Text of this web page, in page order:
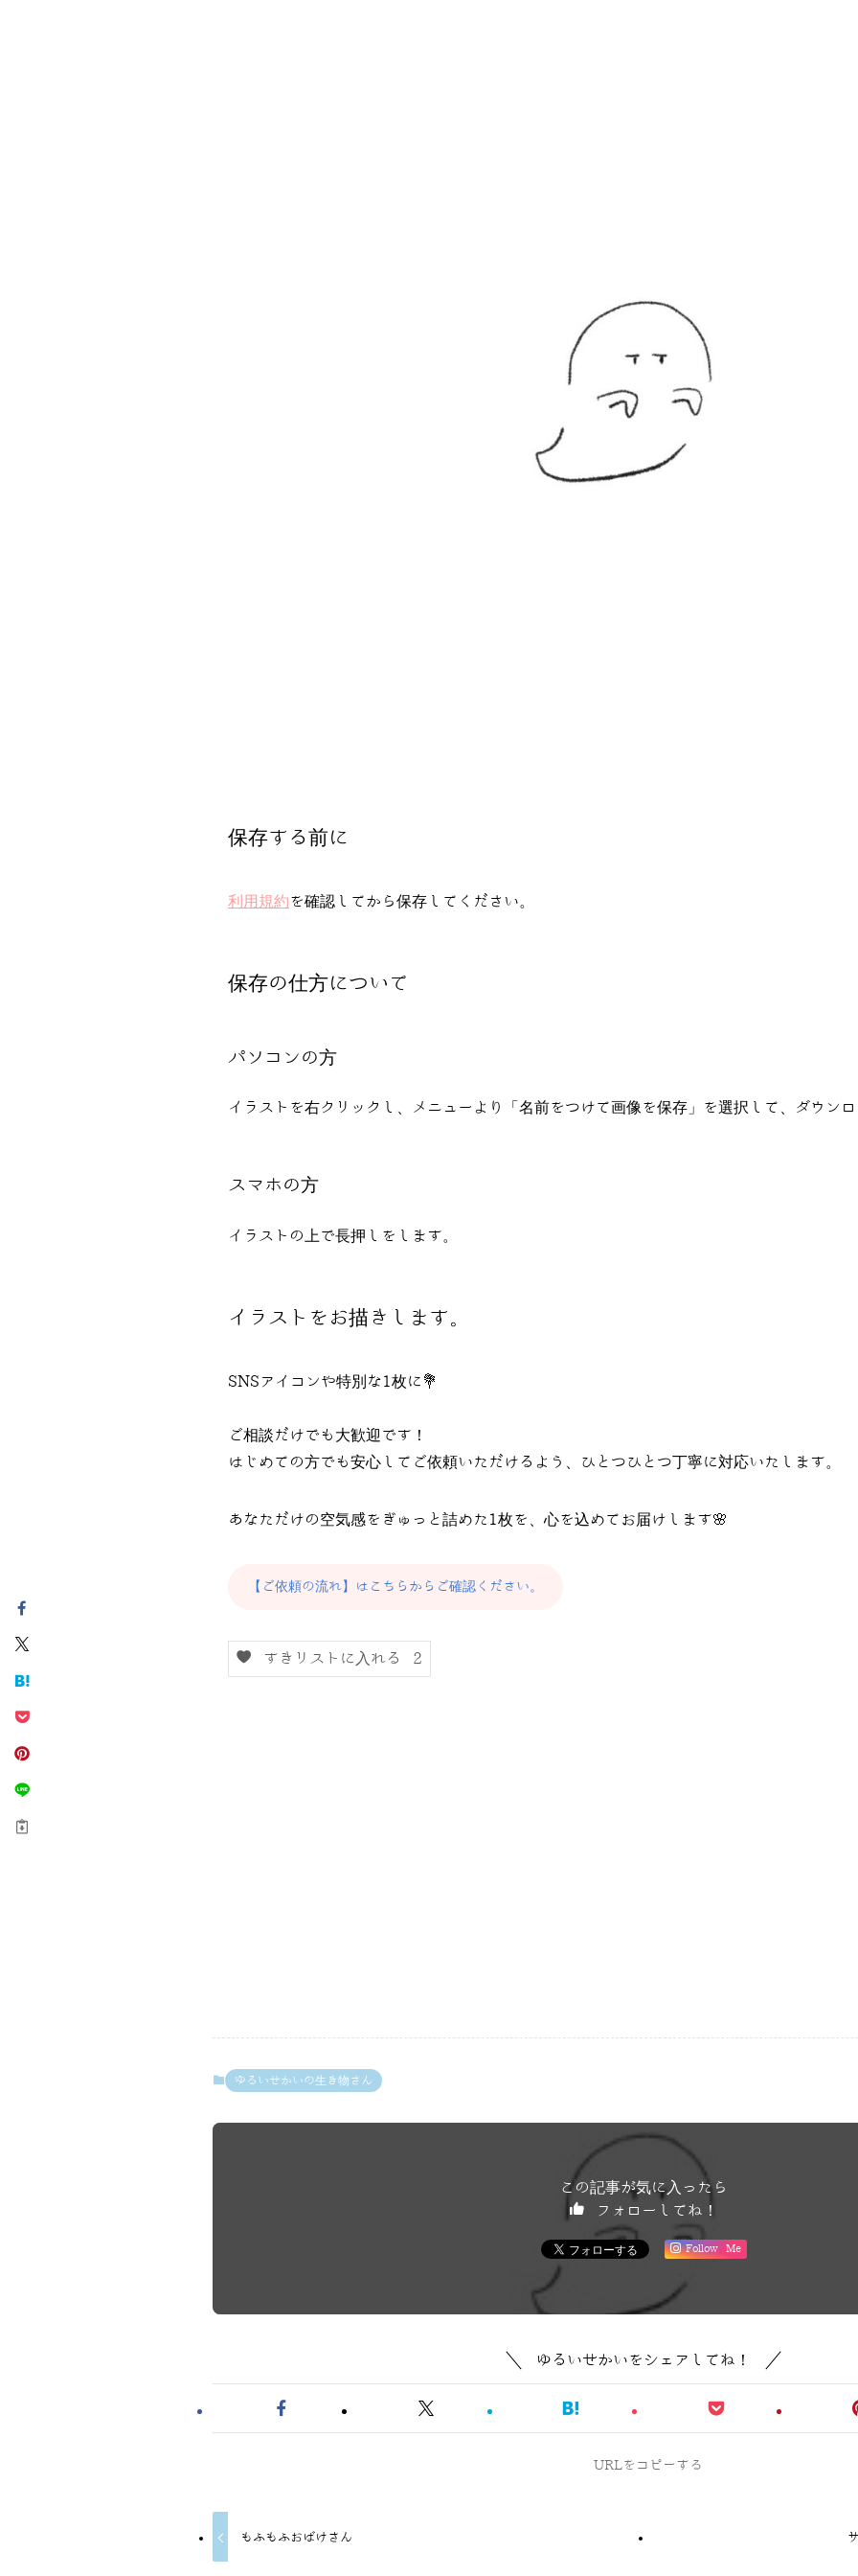
保存する前に
利用規約を確認してから保存してください。
保存の仕方について
パソコンの方
イラストを右クリックし、メニューより「名前をつけて画像を保存」を選択して、ダウンロ
スマホの方
イラストの上で長押しをします。
イラストをお描きします。
SNSアイコンや特別な1枚に💐
ご相談だけでも大歓迎です！
はじめての方でも安心してご依頼いただけるよう、ひとつひとつ丁寧に対応いたします。
あなただけの空気感をぎゅっと詰めた1枚を、心を込めてお届けします🌸
【ご依頼の流れ】はこちらからご確認ください。
すきリストに入れる 2
ゆるいせかいの生き物さん
この記事が気に入ったら
フォローしてね！
Follow Me
ゆるいせかいをシェアしてね！
URLをコピーする
もふもふおばけさん